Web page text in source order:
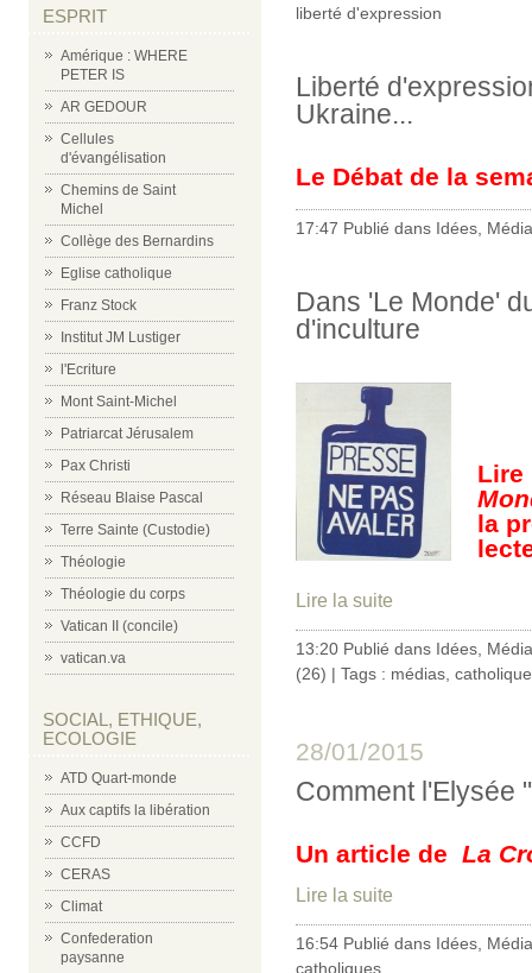
ESPRIT
Amérique : WHERE
PETER IS
AR GEDOUR
Cellules
d'évangélisation
Chemins de Saint
Michel
Collège des Bernardins
Eglise catholique
Franz Stock
Institut JM Lustiger
l'Ecriture
Mont Saint-Michel
Patriarcat Jérusalem
Pax Christi
Réseau Blaise Pascal
Terre Sainte (Custodie)
Théologie
Théologie du corps
Vatican II (concile)
vatican.va
SOCIAL, ETHIQUE,
ECOLOGIE
ATD Quart-monde
Aux captifs la libération
CCFD
CERAS
Climat
Confederation
paysanne
liberté d'expression
Liberté
Ukraine...
Le Débat de la
17:47 Publié dans Idées,
Dans 'Le Monde'
d'inculture
Lire
la
Lire la suite
13:20 Publié dans Idées
(26) | Tags : médias
28/01/2015
Comment l'Elysée
Un article de La
Lire la suite
16:54 Publié dans Idées
catholiques